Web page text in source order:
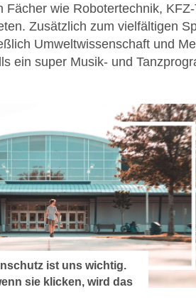
Fächer wie Robotertechnik,
Zusätzlich zum vielfältigen
Umweltwissenschaft und
ein super Musik- und
ist uns wichtig.
sie klicken, wird das